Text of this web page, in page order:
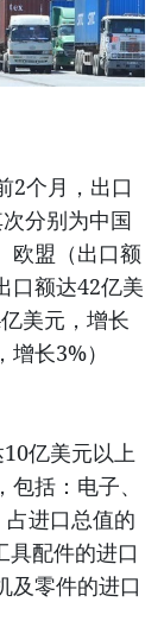
2个月，出口
分别为中国
欧盟（出口额
口额达42亿美
美元，增长
长3%）
亿美元以上
括：电子、
进口总值的
具配件的进口
及零件的进口